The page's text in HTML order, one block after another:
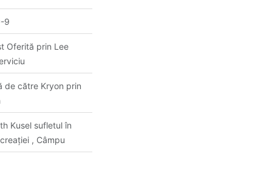
9
Oferită prin Lee
de către Kryon prin
Kusel sufletul în
, Câmpu